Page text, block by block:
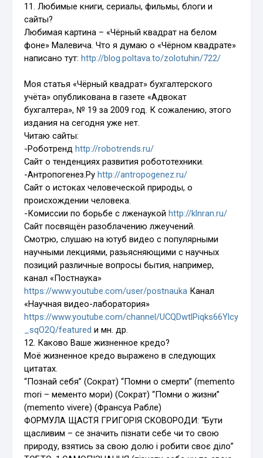
11. Любимые книги, сериалы, фильмы, блоги и
сайты?
Любимая картина – «Чёрный квадрат на белом
фоне» Малевича. Что я думаю о «Чёрном квадрате»
написано тут:http://blog.poltava.to/zolotuhin/722/
Моя статья «Чёрный квадрат» бухгалтерского
учёта» опубликована в газете «Адвокат
бухгалтера», № 19 за 2009 год. К сожалению, этого
издания на сегодня уже нет.
Читаю сайты:
-Роботрендhttp://robotrends.ru/
Сайт о тенденциях развития робототехники.
-Антропогенез.Руhttp://antropogenez.ru/
Сайт о истоках человеческой природы, о
происхождении человека.
-Комиссии по борьбе с лженаукойhttp://klnran.ru/
Сайт посвящён разоблачению лжеучений.
Смотрю, слушаю на ютуб видео с популярными
научными лекциями, разьясняющими с научных
позиций различные вопросы бытия, например,
канал «Постнаука»
https://www.youtube.com/user/postnauka Канал
«Научная видео-лаборатория»
https://www.youtube.com/channel/UCQDwtlPiqks66Ylcy
_sqO2Q/featured и мн. др.
12. Каково Ваше жизненное кредо?
Моё жизненное кредо выражено в следующих
цитатах.
“Познай себя” (Сократ) “Помни о смерти” (memento
mori – мементо мори) (Сократ) “Помни о жизни”
(memento vivere) (Франсуа Рабле)
ФОРМУЛА ЩАСТЯ ГРИГОРІЯ СКОВОРОДИ: “Бути
щасливим – се значить пізнати себе чи то свою
природу, взятись за свою долю і робити своє діло”